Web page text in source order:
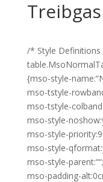
/* Style
{mso-style-
mso-tstyle-
mso-tstyle-
mso-style-
mso-style-
mso-style-
mso-style-parent:““;
mso-padding-